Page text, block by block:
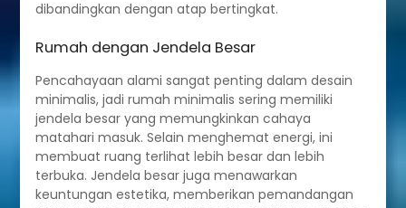
dibandingkan dengan atap bertingkat.
Rumah dengan Jendela Besar
Pencahayaan alami sangat penting dalam desain
minimalis, jadi rumah minimalis sering memiliki
jendela besar yang memungkinkan cahaya
matahari masuk. Selain menghemat energi, ini
membuat ruang terlihat lebih besar dan lebih
terbuka. Jendela besar juga menawarkan
keuntungan estetika, memberikan pemandangan